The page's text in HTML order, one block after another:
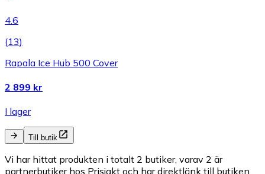
4.6
(13)
Rapala Ice Hub 500 Cover
2 899 kr
I lager
Till butik
Vi har hittat produkten i totalt 2 butiker, varav 2 är
partnerbutiker hos Prisjakt och har direktlänk till butiken.